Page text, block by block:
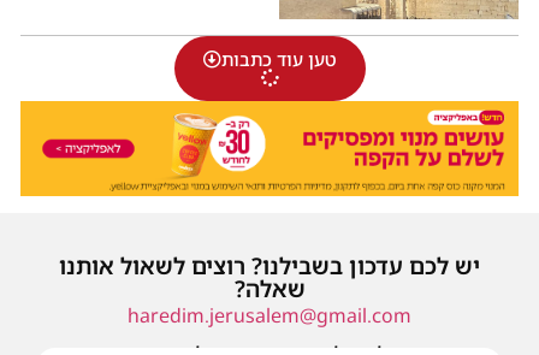
טען עוד כתבות
יש לכם עדכון בשבילנו? רוצים לשאול אותנו
שאלה?
haredim.jerusalem@gmail.com